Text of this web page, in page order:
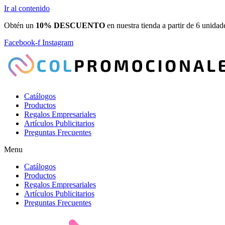
Ir al contenido
Obtén un 10% DESCUENTO en nuestra tienda a partir de 6
Facebook-f Instagram
Catálogos
Productos
Regalos Empresariales
Artículos Publicitarios
Preguntas Frecuentes
Menu
Catálogos
Productos
Regalos Empresariales
Artículos Publicitarios
Preguntas Frecuentes